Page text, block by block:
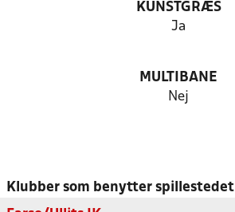
KUNSTGRÆS
Ja
MULTIBANE
Nej
Klubber som benytter spillestedet